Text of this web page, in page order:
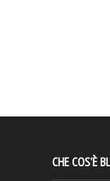
CHE COS’È